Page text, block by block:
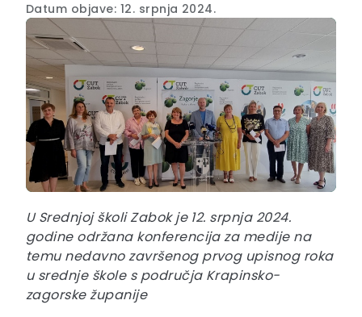
Datum objave: 12. srpnja 2024.
U Srednjoj školi Zabok je 12. srpnja 2024.
godine održana konferencija za medije na
temu nedavno završenog prvog upisnog roka
u srednje škole s područja Krapinsko-
zagorske županije